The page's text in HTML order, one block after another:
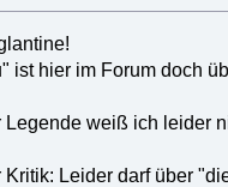
ist hier im Forum doch
Legende weiß ich leider
Kritik: Leider darf über